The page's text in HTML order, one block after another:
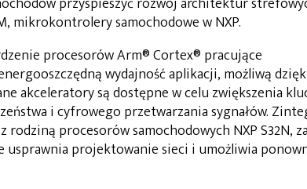
mikrokontrolery samochodowe w NXP.
procesorów Arm® Cortex® pracujące
wydajność aplikacji, możliwą
akceleratory są dostępne w celu zwiększenia
i cyfrowego przetwarzania sygnałów.
procesorów samochodowych NXP S32N,
projektowanie sieci i umożliwia